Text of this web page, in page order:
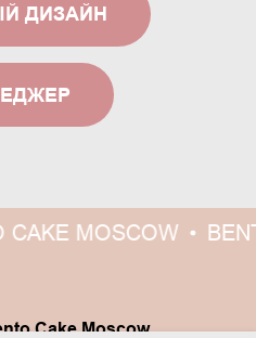
ДИЗАЙН
CAKE MOSCOW
Cake Moscow.